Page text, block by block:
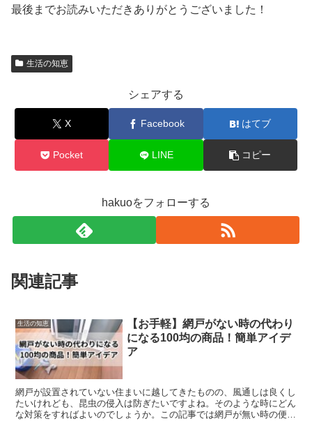
最後までお読みいただきありがとうございました！
生活の知恵
シェアする
X Facebook はてブ
Pocket LINE コピー
hakuoをフォローする
関連記事
生活の知恵
【お手軽】網戸がない時の代わり
になる100均の商品！簡単アイデ
ア
網戸が設置されていない住まいに越してきたものの、風通しは良くし
たいけれども、昆虫の侵入は防ぎたいですよね。そのような時にどん
な対策をすればよいのでしょうか。この記事では網戸が無い時の便利